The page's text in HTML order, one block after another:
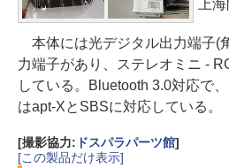
上
本体には光デジタル出力端子(
力端子があり、ステレオミニ -
している。Bluetooth 3.0対応で
はapt-XとSBSに対応している。
[撮影協力: ドスパラパーツ館]
[この製品だけ表示]